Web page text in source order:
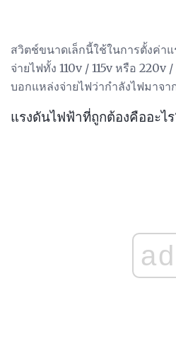
สวิตช์ขนาดเล็กนี้ใช้ในการตั้งค่า
จ่ายไฟทั้ง 110v / 115v หรือ
บอกแหล่งจ่ายไฟว่ากำลังไฟมาจ
แรงดันไฟฟ้าที่ถูกต้องคืออะไ
ad